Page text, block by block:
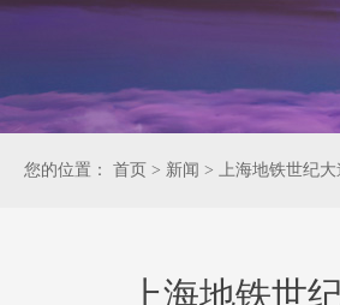
您的位置： 首页 > 新闻 > 上海地铁世纪
上海地铁世